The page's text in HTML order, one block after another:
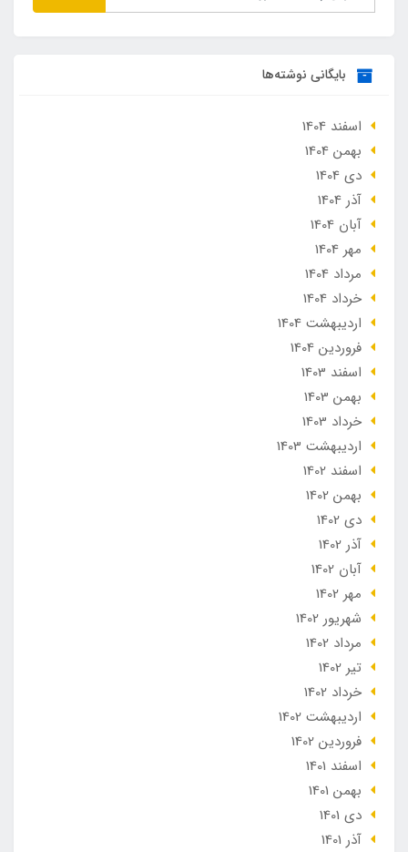
بایگانی نوشته‌ها
اسفند 1404
بهمن 1404
دی 1404
آذر 1404
آبان 1404
مهر 1404
مرداد 1404
خرداد 1404
ارديبهشت 1404
فروردین 1404
اسفند 1403
بهمن 1403
خرداد 1403
ارديبهشت 1403
اسفند 1402
بهمن 1402
دی 1402
آذر 1402
آبان 1402
مهر 1402
شهریور 1402
مرداد 1402
تير 1402
خرداد 1402
ارديبهشت 1402
فروردین 1402
اسفند 1401
بهمن 1401
دی 1401
آذر 1401